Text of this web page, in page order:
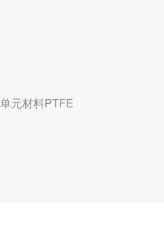
元材料PTFE